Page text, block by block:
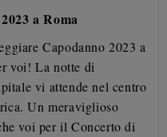
a Roma
Capodanno 2023 a
voi! La notte di
vi attende nel centro
Un meraviglioso
voi per il Concerto di